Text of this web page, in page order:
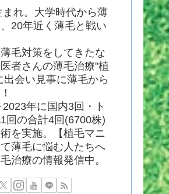
まれ。大学時代から薄
20年近く薄毛と戦い
毛対策をしてきたな
者さんの薄毛治療"植
出会い見事に薄毛から
年に国内3回・ト
回の合計4回(6700株)
を実施。【植毛マニ
薄毛に悩む人たちへ
治療の情報発信中。